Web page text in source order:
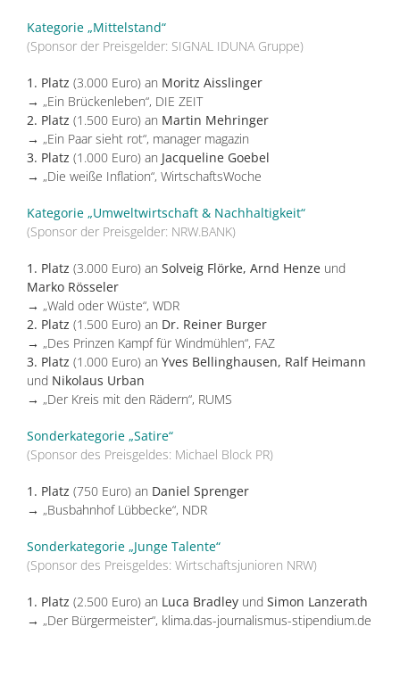
Kategorie „Mittelstand“
(Sponsor der Preisgelder: SIGNAL IDUNA Gruppe)
1. Platz (3.000 Euro) an Moritz Aisslinger
→ „Ein Brückenleben“, DIE ZEIT
2. Platz (1.500 Euro) an Martin Mehringer
→ „Ein Paar sieht rot“, manager magazin
3. Platz (1.000 Euro) an Jacqueline Goebel
→ „Die weiße Inflation“, WirtschaftsWoche
Kategorie „Umweltwirtschaft & Nachhaltigkeit“
(Sponsor der Preisgelder: NRW.BANK)
1. Platz (3.000 Euro) an Solveig Flörke, Arnd Henze und
Marko Rösseler
→ „Wald oder Wüste“, WDR
2. Platz (1.500 Euro) an Dr. Reiner Burger
→ „Des Prinzen Kampf für Windmühlen“, FAZ
3. Platz (1.000 Euro) an Yves Bellinghausen, Ralf Heimann
und Nikolaus Urban
→ „Der Kreis mit den Rädern“, RUMS
Sonderkategorie „Satire“
(Sponsor des Preisgeldes: Michael Block PR)
1. Platz (750 Euro) an Daniel Sprenger
→ „Busbahnhof Lübbecke“, NDR
Sonderkategorie „Junge Talente“
(Sponsor des Preisgeldes: Wirtschaftsjunioren NRW)
1. Platz (2.500 Euro) an Luca Bradley und Simon Lanzerath
→ „Der Bürgermeister“, klima.das-journalismus-stipendium.de